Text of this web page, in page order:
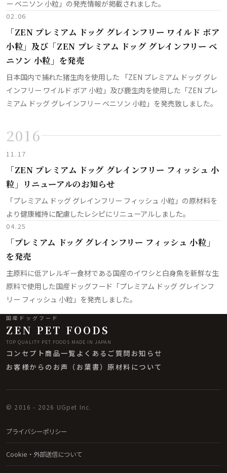
ー ベニソン 小粒」の発売情報が掲載されました。
02.06
「ZEN プレミアム ドッグ グレインフリー ワイルド ボア
小粒」及び「ZEN プレミアム ドッグ グレインフリー ベ
ニソン 小粒」を発売
日本国内で捕れた猪生肉を使用した 「ZEN プレミアム ドッグ グレ
インフリー ワイルド ボア 小粒」及び鹿生肉を使用した「ZEN プレ
ミアム ドッグ グレインフリー ベニソン 小粒」を発売致しました。
2016
11.17
「ZEN プレミアム ドッグ グレインフリー フィッシュ 小
粒」リニューアルのお知らせ
「プレミアム ドッグ グレインフリー フィッシュ 小粒」の原材料を
より健康維持に配慮したレシピにリニューアルしました。
04.25
「プレミアム ドッグ グレインフリー フィッシュ 小粒」
を発売
主原料に低アレルギー食材である国産のイワシと白身魚を新鮮な生
原料で使用した国産ドッグフード「プレミアム ドッグ グレインフ
リー フィッシュ 小粒」を発売しました。
国産ドッグフード
ZEN PET FOODS
TOP QUALITY PET FOODS MADE IN JAPAN
コンセプト商品一覧 よくあるご質問 お知らせ
お客様からのお声（お葉書）原材料について
© 2016 - 2026 UGpet Inc.
プライバシーポリシー
Cookie・外部送信について